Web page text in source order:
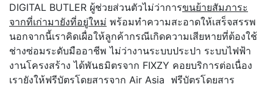
DIGITAL BUTLER ผู้ช่วยส่วนตัวไม่ว่าการขนย้ายสัมภาระ
จากที่เก่ามายังที่อยู่ใหม่ พร้อมทำความสะอาดให้เสร็จสรรพ
นอกจากนี้เราคิดเผื่อให้ลูกค้ากรณีเกิดความเสียหายที่ต้องใช้
ช่างซ่อมระดับมืออาชีพ ไม่ว่างานระบบประปา ระบบไฟฟ้า
งานโครงสร้าง ได้พันธมิตรจาก FIXZY คอยบริการต่อเนื่อง
เรายังให้ฟรีบัตรโดยสารจาก Air Asia ฟรีบัตรโดยสาร